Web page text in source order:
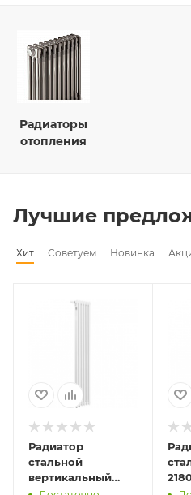
Радиаторы
отопления
Лучшие
Хит Советуем Новинка
Радиатор
стальной
вертикальный